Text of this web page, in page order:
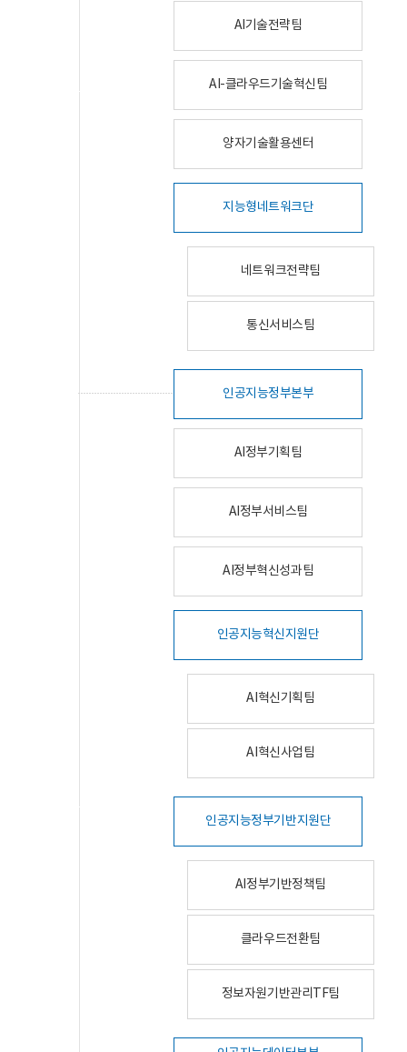
AI기술전략팀
AI-클라우드기술혁신팀
양자기술활용센터
지능형네트워크단
네트워크전략팀
통신서비스팀
인공지능정부본부
AI정부기획팀
AI정부서비스팀
AI정부혁신성과팀
인공지능혁신지원단
AI혁신기획팀
AI혁신사업팀
인공지능정부기반지원단
AI정부기반정책팀
클라우드전환팀
정보자원기반관리TF팀